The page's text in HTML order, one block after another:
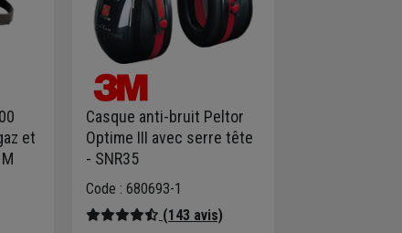
et
Casque anti-bruit Peltor
Optime III avec serre tête
- SNR35
Code : 680693-1
(143 avis)